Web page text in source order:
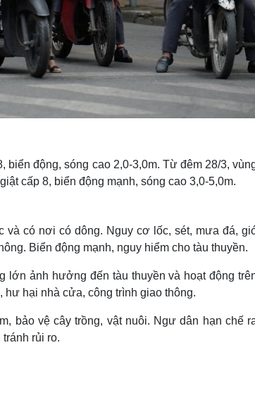
động, sóng cao 2,0-3,0m. Từ đêm 28/3,
cấp 8, biển động mạnh, sóng cao 3,0-5,0m.
và có nơi có dông. Nguy cơ lốc, sét, mưa đá,
Biển động mạnh, nguy hiểm cho tàu thuyền.
lớn ảnh hưởng đến tàu thuyền và hoạt động
hư hại nhà cửa, công trình giao thông.
bảo vệ cây trồng, vật nuôi. Ngư dân hạn chế
rủi ro.